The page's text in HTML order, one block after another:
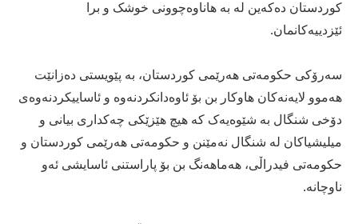
کوردستان دەکەین لە بە هاناوەچوونی خوشک و برا
ئێزدییەکانمان.
سەرۆكی حكومەتی هەرێمی كوردستان، بە پێویستی دەزانێت
هەموو لایەنەکان هاوکار بن بۆ ئاوەدانکردنەوە و ئاساییکردنەوەی
دۆخی شنگال بە شێوەیەک کە هیچ هێزێکی چەکداری بیانی و
میلیشیاکان لە شنگال نەمێنن و حکومەتی هەرێمی کوردستان و
حکومەتی فیدراڵی، هەماهەنگ بن بۆ پاراستنی ئاسایشی ئەو
ناوچانە.